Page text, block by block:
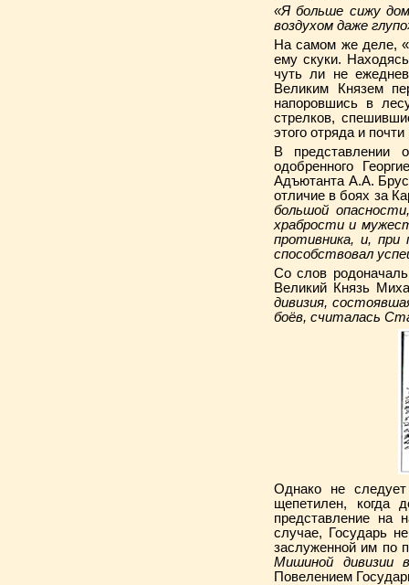
«Я больше сижу
воздухом даже
На самом же деле,
ему скуки.
чуть ли не
Великим Князем
напоровшись в
стрелков,
этого отряда и
В представлении
одобренного
Адъютанта А.А.
отличие в боях за
большой
храбрости и
противника, и, при
способствовал
Со слов
Великий Князь
дивизия,
боёв, считалась
Однако не
щепетилен, когда
представление на
случае, Государь
заслуженной им по
Мишиной дивизии
Повелением